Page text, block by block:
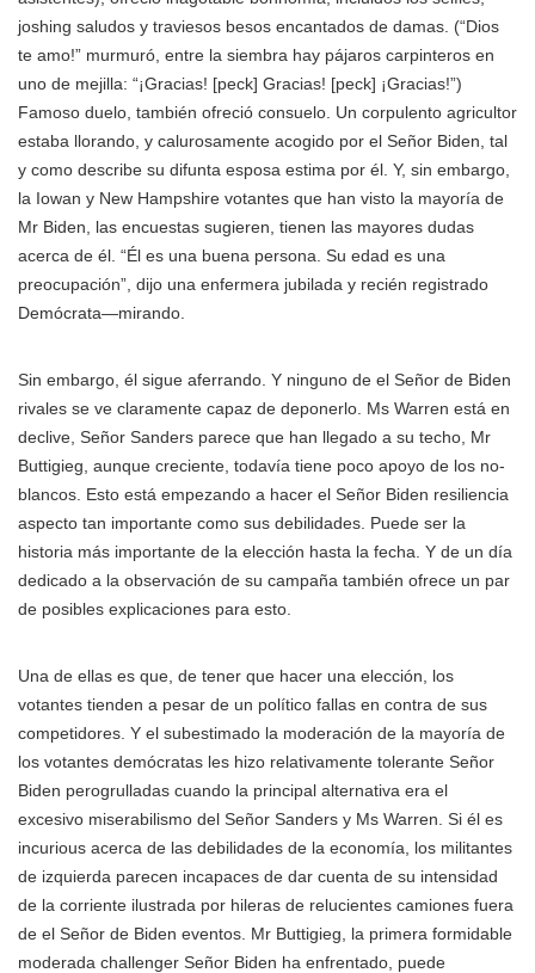
joshing saludos y traviesos besos encantados de damas. (“Dios
te amo!” murmuró, entre la siembra hay pájaros carpinteros en
uno de mejilla: “¡Gracias! [peck] Gracias! [peck] ¡Gracias!”)
Famoso duelo, también ofreció consuelo. Un corpulento agricultor
estaba llorando, y calurosamente acogido por el Señor Biden, tal
y como describe su difunta esposa estima por él. Y, sin embargo,
la Iowan y New Hampshire votantes que han visto la mayoría de
Mr Biden, las encuestas sugieren, tienen las mayores dudas
acerca de él. “Él es una buena persona. Su edad es una
preocupación”, dijo una enfermera jubilada y recién registrado
Demócrata—mirando.
Sin embargo, él sigue aferrando. Y ninguno de el Señor de Biden
rivales se ve claramente capaz de deponerlo. Ms Warren está en
declive, Señor Sanders parece que han llegado a su techo, Mr
Buttigieg, aunque creciente, todavía tiene poco apoyo de los no-
blancos. Esto está empezando a hacer el Señor Biden resiliencia
aspecto tan importante como sus debilidades. Puede ser la
historia más importante de la elección hasta la fecha. Y de un día
dedicado a la observación de su campaña también ofrece un par
de posibles explicaciones para esto.
Una de ellas es que, de tener que hacer una elección, los
votantes tienden a pesar de un político fallas en contra de sus
competidores. Y el subestimado la moderación de la mayoría de
los votantes demócratas les hizo relativamente tolerante Señor
Biden perogrulladas cuando la principal alternativa era el
excesivo miserabilismo del Señor Sanders y Ms Warren. Si él es
incurious acerca de las debilidades de la economía, los militantes
de izquierda parecen incapaces de dar cuenta de su intensidad
de la corriente ilustrada por hileras de relucientes camiones fuera
de el Señor de Biden eventos. Mr Buttigieg, la primera formidable
moderada challenger Señor Biden ha enfrentado, puede